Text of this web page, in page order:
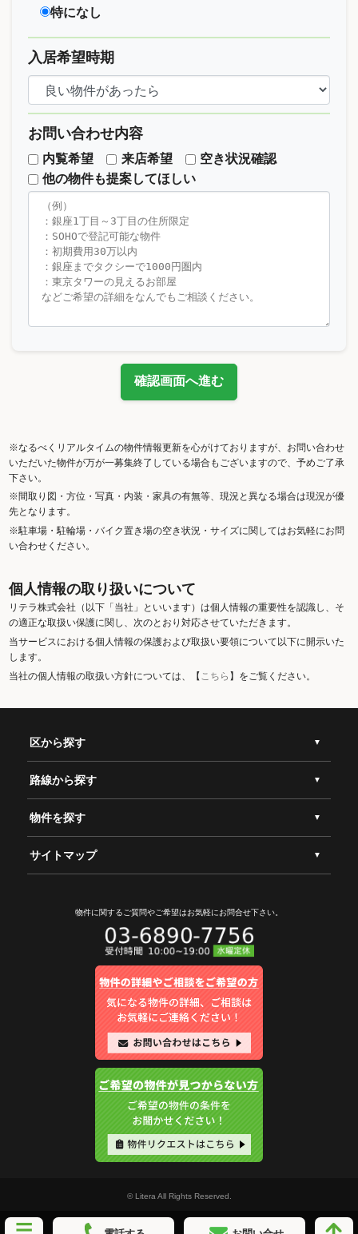
特になし
入居希望時期
お問い合わせ内容
内覧希望 来店希望
空き状況確認
他の物件も提案してほしい
確認画面へ進む
※なるべくリアルタイムの物件情報更新を心がけておりますが、お問い合わせ
いただいた物件が万が一募集終了している場合もございますので、予めご了承
下さい。
※間取り図・方位・写真・内装・家具の有無等、現況と異なる場合は現況が優
先となります。
※駐車場・駐輪場・バイク置き場の空き状況・サイズに関してはお気軽にお問
い合わせください。
個人情報の取り扱いについて
リテラ株式会社（以下「当社」といいます）は個人情報の重要性を認識し、そ
の適正な取扱い保護に関し、次のとおり対応させていただきます。
当サービスにおける個人情報の保護および取扱い要領について以下に開示いた
します。
当社の個人情報の取扱い方針については、【こちら 】をご覧ください。
区から探す
路線から探す
物件を探す
サイトマップ
物件に関するご質問やご希望はお気軽にお問合せ下さい。
© Litera All Rights Reserved.